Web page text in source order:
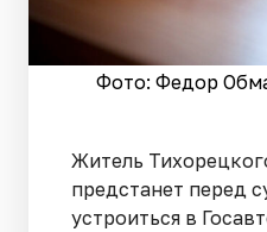
Фото: Федор
Житель
предстанет перед
устроиться в